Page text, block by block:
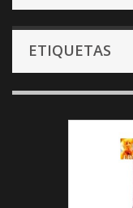
ETIQUETAS